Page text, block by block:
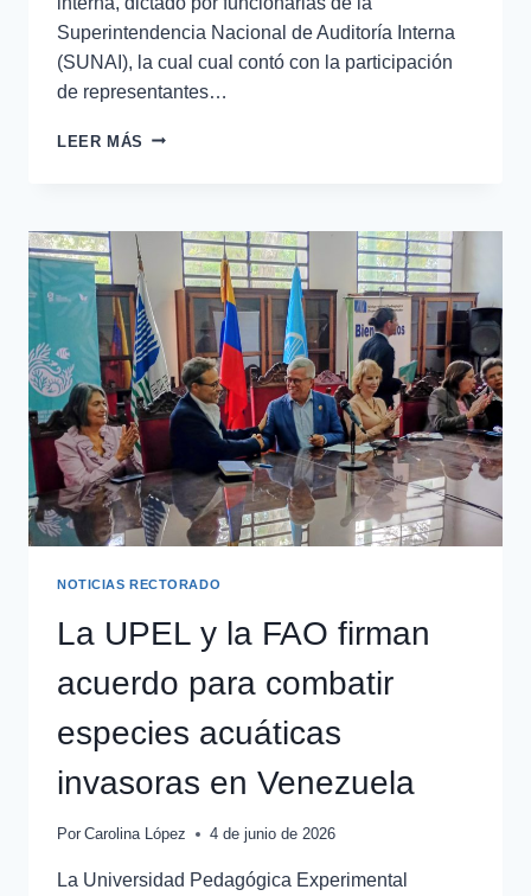
Superintendencia Nacional de Auditoría Interna
(SUNAI), la cual cual contó con la participación
de representantes…
LEER MÁS
NOTICIAS RECTORADO
La UPEL y la FAO firman
acuerdo para combatir
especies acuáticas
invasoras en Venezuela
Por Carolina López 4 de junio de 2026
La Universidad Pedagógica Experimental